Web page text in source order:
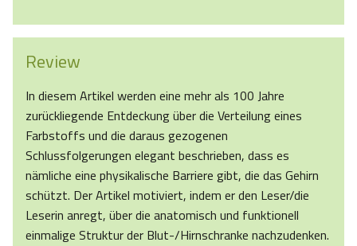
Review
In diesem Artikel werden eine mehr als 100 Jahre
zurückliegende Entdeckung über die Verteilung eines
Farbstoffs und die daraus gezogenen
Schlussfolgerungen elegant beschrieben, dass es
nämliche eine physikalische Barriere gibt, die das Gehirn
schützt. Der Artikel motiviert, indem er den Leser/die
Leserin anregt, über die anatomisch und funktionell
einmalige Struktur der Blut-/Hirnschranke nachzudenken.